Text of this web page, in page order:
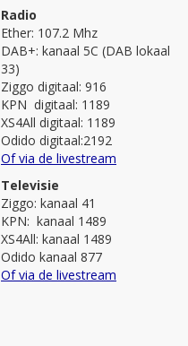
Radio
Ether: 107.2 Mhz
DAB+: kanaal 5C (DAB lokaal
33)
Ziggo digitaal: 916
KPN digitaal: 1189
XS4All digitaal: 1189
Odido digitaal:2192
Of via de livestream
Televisie
Ziggo: kanaal 41
KPN: kanaal 1489
XS4All: kanaal 1489
Odido kanaal 877
Of via de livestream